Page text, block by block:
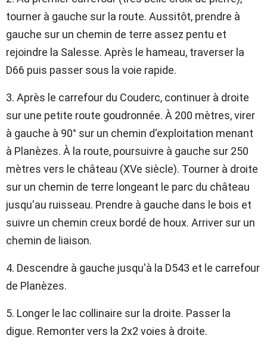
tourner à gauche sur la route. Aussitôt, prendre à
gauche sur un chemin de terre assez pentu et
rejoindre la Salesse. Après le hameau, traverser la
D66 puis passer sous la voie rapide.
3. Après le carrefour du Couderc, continuer à droite
sur une petite route goudronnée. À 200 mètres, virer
à gauche à 90° sur un chemin d'exploitation menant
à Planèzes. À la route, poursuivre à gauche sur 250
mètres vers le château (XVe siècle). Tourner à droite
sur un chemin de terre longeant le parc du château
jusqu'au ruisseau. Prendre à gauche dans le bois et
suivre un chemin creux bordé de houx. Arriver sur un
chemin de liaison.
4. Descendre à gauche jusqu'à la D543 et le carrefour
de Planèzes.
5. Longer le lac collinaire sur la droite. Passer la
digue. Remonter vers la 2x2 voies à droite.